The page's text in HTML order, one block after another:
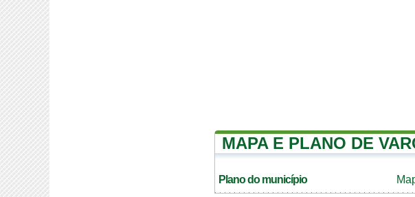
MAPA E PLANO DE
Plano do município